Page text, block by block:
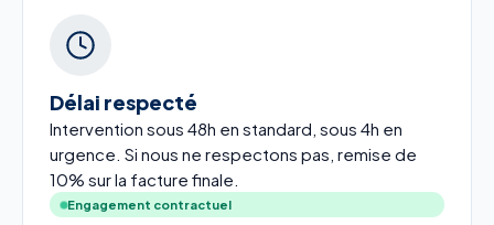
Délai respecté
Intervention sous 48h en standard, sous 4h en
urgence. Si nous ne respectons pas, remise de
10% sur la facture finale.
Engagement contractuel